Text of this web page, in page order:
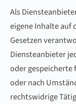
Als
eigene Inhalte auf
Gesetzen
Diensteanbieter
oder
oder nach
rechtswidrige